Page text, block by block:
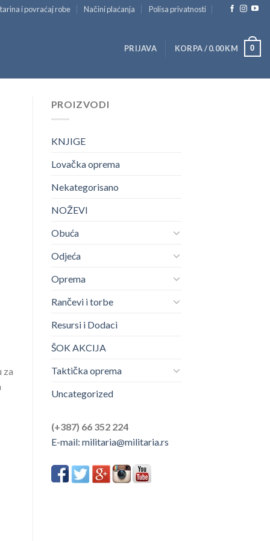
i povraćaj robe Načini plaćanja Polisa privatnosti
PRIJAVA KORPA /0.00KM 0
za
PROIZVODI
KNJIGE
Lovačka oprema
Nekategorisano
NOŽEVI
Obuća
Odjeća
Oprema
Rančevi i torbe
Resursi i Dodaci
ŠOK AKCIJA
Taktička oprema
Uncategorized
(+387) 66 352 224
E-mail: militaria@militaria.rs